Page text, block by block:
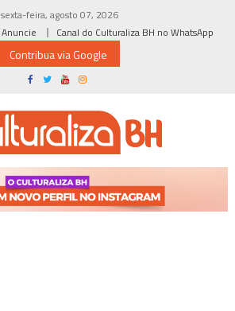
sexta-feira, agosto 07, 2026
Anuncie Canal do Culturaliza BH no WhatsApp
Contribua via Google